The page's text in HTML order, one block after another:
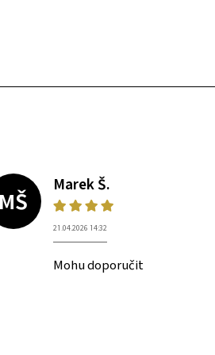
Marek Š.
21.04.2026 14:32
Mohu doporučit